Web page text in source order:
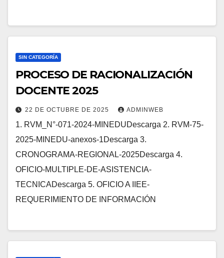
SIN CATEGORÍA
PROCESO DE RACIONALIZACIÓN
DOCENTE 2025
22 DE OCTUBRE DE 2025 ADMINWEB
1. RVM_N°-071-2024-MINEDUDescarga 2. RVM-75-
2025-MINEDU-anexos-1Descarga 3.
CRONOGRAMA-REGIONAL-2025Descarga 4.
OFICIO-MULTIPLE-DE-ASISTENCIA-
TECNICADescarga 5. OFICIO A IIEE-
REQUERIMIENTO DE INFORMACIÓN